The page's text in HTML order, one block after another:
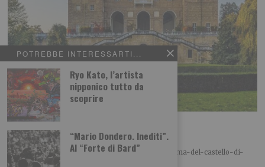
POTREBBE INTERESSARTI...
Ryo Kato, l’artista
nipponico tutto da
scoprire
“Mario Dondero. Inediti”.
Al “Forte di Bard”
Il fantasma del castello di Agliè
A cura di Piemonteitalia.eu Leggi l’articolo:
https://www.piemonteitalia.eu/it/curiosita/il-fantasma-del-castello-di-
agliè Leggi qui le ultime notizie: IL TORINESE